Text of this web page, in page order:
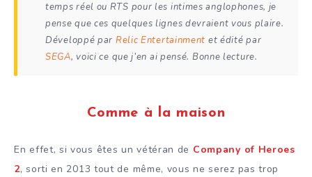
temps réel ou RTS pour les intimes anglophones, je
pense que ces quelques lignes devraient vous plaire.
Développé par Relic Entertainment et édité par
SEGA, voici ce que j’en ai pensé. Bonne lecture.
Comme à la maison
En effet, si vous êtes un vétéran de Company of Heroes
2, sorti en 2013 tout de même, vous ne serez pas trop